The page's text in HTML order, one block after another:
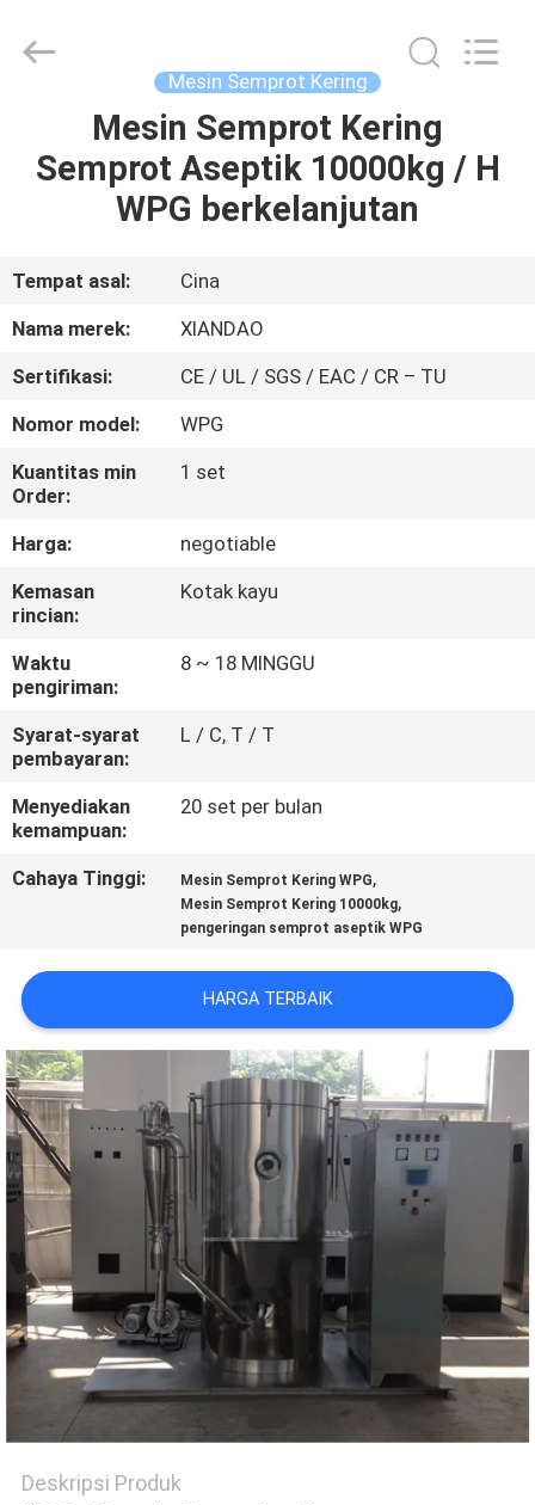
RUMAH
PRODUK
TENTANG
KAMI
TUR
PABRIK
KONTROL
KUALITAS
HUBUNGI
KAMI
BERITA
PERMINTAAN
PENAWARAN
PRIVACY
POLICY
Technology
Mesin Semprot Kering
Mesin Semprot Kering
Semprot Aseptik 10000kg / H
WPG berkelanjutan
Tempat asal:
Cina
Nama merek:
XIANDAO
Sertifikasi:
CE / UL / SGS / EAC / CR – TU
Nomor model:
WPG
Kuantitas min
Order:
1 set
Harga:
negotiable
Kemasan
rincian:
Kotak kayu
Waktu
pengiriman:
8 ~ 18 MINGGU
Syarat-syarat
pembayaran:
L / C, T / T
Menyediakan
kemampuan:
20 set per bulan
Cahaya Tinggi: Mesin Semprot Kering WPG,
Mesin Semprot Kering 10000kg,
pengeringan semprot aseptik WPG
HARGA TERBAIK
Deskripsi Produk